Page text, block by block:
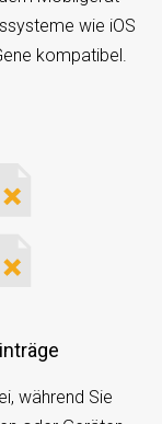
wie iOS
kompatibel.
während Sie